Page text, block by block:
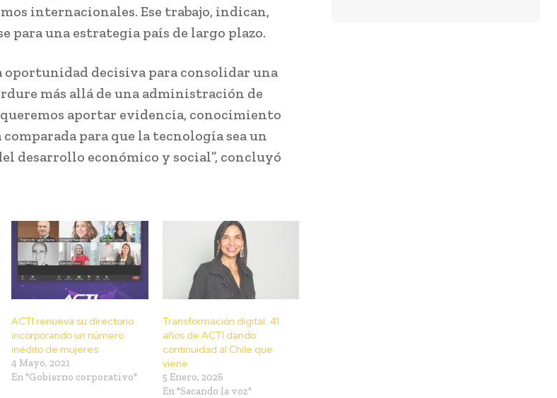
internacionales. Ese trabajo, indican,
para una estrategia país de largo plazo.
oportunidad decisiva para consolidar una
más allá de una administración de
queremos aportar evidencia, conocimiento
para que la tecnología sea un
desarrollo económico y social”, concluyó
ACTI renueva su directorio
incorporando un número
inédito de mujeres
4 Mayo, 2021
En "Gobierno corporativo"
Transformación digital: 41
años de ACTI dando
continuidad al Chile que
viene
5 Enero, 2026
En "Sacando la voz"